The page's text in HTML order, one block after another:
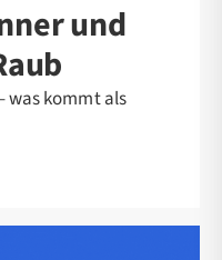
und
was kommt als